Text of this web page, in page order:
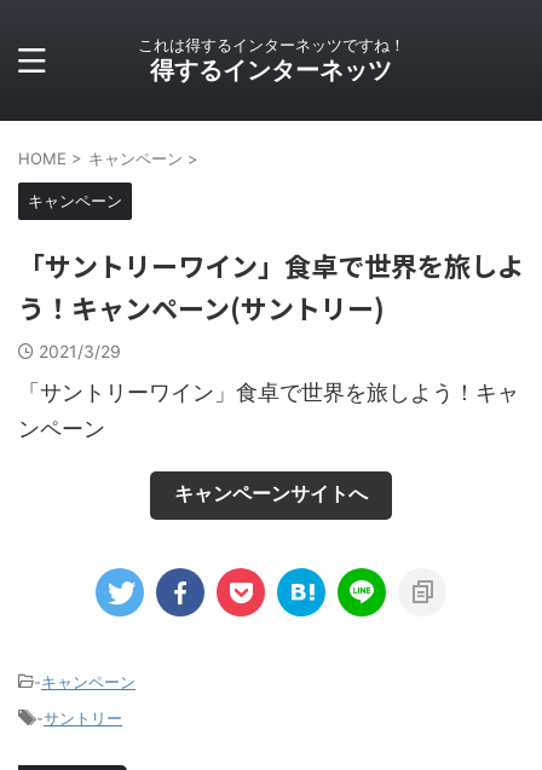
これは得するインターネッツですね！
得するインターネッツ
HOME > キャンペーン >
キャンペーン
「サントリーワイン」食卓で世界を旅しよ
う！キャンペーン(サントリー)
2021/3/29
「サントリーワイン」食卓で世界を旅しよう！キャ
ンペーン
キャンペーンサイトへ
-キャンペーン
-サントリー